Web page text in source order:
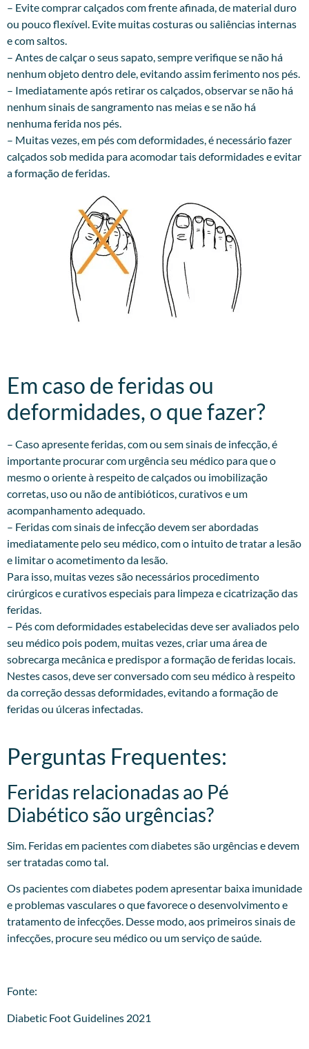
– Evite comprar calçados com frente afinada, de material duro
ou pouco flexível. Evite muitas costuras ou saliências internas
e com saltos.
– Antes de calçar o seus sapato, sempre verifique se não há
nenhum objeto dentro dele, evitando assim ferimento nos pés.
– Imediatamente após retirar os calçados, observar se não há
nenhum sinais de sangramento nas meias e se não há
nenhuma ferida nos pés.
– Muitas vezes, em pés com deformidades, é necessário fazer
calçados sob medida para acomodar tais deformidades e evitar
a formação de feridas.
Em caso de feridas ou
deformidades, o que fazer?​
– Caso apresente feridas, com ou sem sinais de infecção, é
importante procurar com urgência seu médico para que o
mesmo o oriente à respeito de calçados ou imobilização
corretas, uso ou não de antibióticos, curativos e um
acompanhamento adequado.
– Feridas com sinais de infecção devem ser abordadas
imediatamente pelo seu médico, com o intuito de tratar a lesão
e limitar o acometimento da lesão.
Para isso, muitas vezes são necessários procedimento
cirúrgicos e curativos especiais para limpeza e cicatrização das
feridas.
– Pés com deformidades estabelecidas deve ser avaliados pelo
seu médico pois podem, muitas vezes, criar uma área de
sobrecarga mecânica e predispor a formação de feridas locais.
Nestes casos, deve ser conversado com seu médico à respeito
da correção dessas deformidades, evitando a formação de
feridas ou úlceras infectadas.
Perguntas Frequentes:
Feridas relacionadas ao Pé
Diabético são urgências?
Sim. Feridas em pacientes com diabetes são urgências e devem
ser tratadas como tal.
Os pacientes com diabetes podem apresentar baixa imunidade
e problemas vasculares o que favorece o desenvolvimento e
tratamento de infecções. Desse modo, aos primeiros sinais de
infecções, procure seu médico ou um serviço de saúde.
Fonte:
Diabetic Foot Guidelines 2021